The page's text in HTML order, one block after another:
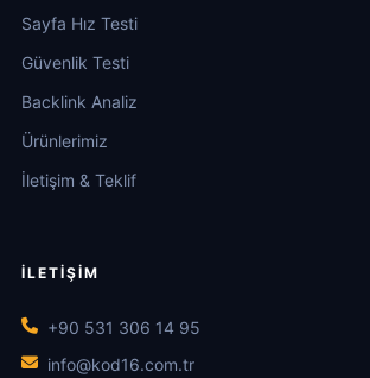
Sayfa Hız Testi
Güvenlik Testi
Backlink Analiz
Ürünlerimiz
İletişim & Teklif
İLETIŞIM
+90 531 306 14 95
info@kod16.com.tr